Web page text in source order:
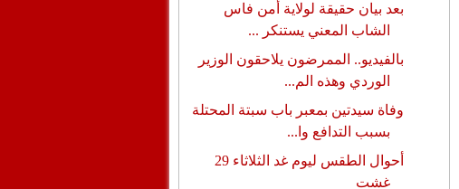
بعد بيان حقيقة لولاية أمن فاس
الشاب المعني يستنكر ...
بالفيديو.. الممرضون يلاحقون الوزير
الوردي وهذه الم...
وفاة سيدتين بمعبر باب سبتة المحتلة
بسبب التدافع وا...
أحوال الطقس ليوم غد الثلاثاء 29
غشت